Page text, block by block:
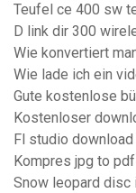
Teufel ce 400 sw
D link dir 300
Wie konvertiert
Wie lade ich ein
Gute kostenlose
Kostenloser
Fl studio
Kompres jpg to
Snow leopard disc